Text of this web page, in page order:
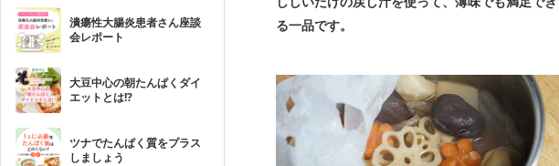
潰瘍性大腸炎患者さん座談
会レポート
大豆中心の朝たんぱくダイ
エットとは!?
ツナでたんぱく質をプラス
しましょう
る一品です。